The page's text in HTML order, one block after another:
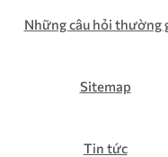
Những câu hỏi thường
Sitemap
Tin tức